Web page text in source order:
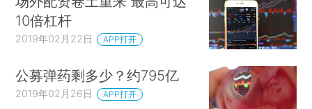
10倍杠杆
2019年02月22日 APP打开
公募弹药剩多少？约795亿
2019年02月26日 APP打开